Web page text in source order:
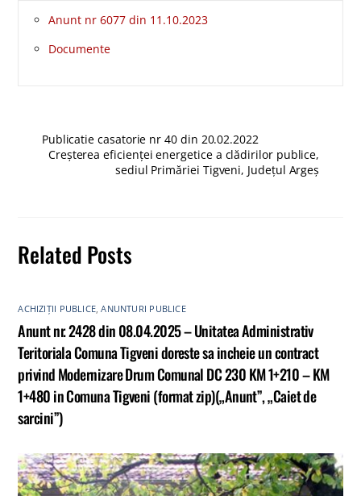
Anunt nr 6077 din 11.10.2023
Documente
Publicatie casatorie nr 40 din 20.02.2022
Creșterea eficienței energetice a clădirilor publice,
sediul Primăriei Tigveni, Județul Argeș
Related Posts
ACHIZIȚII PUBLICE,ANUNTURI PUBLICE
Anunt nr. 2428 din 08.04.2025 – Unitatea Administrativ
Teritoriala Comuna Tigveni doreste sa incheie un contract
privind Modernizare Drum Comunal DC 230 KM 1+210 – KM
1+480 in Comuna Tigveni (format zip)(„Anunt”, „Caiet de
sarcini”)